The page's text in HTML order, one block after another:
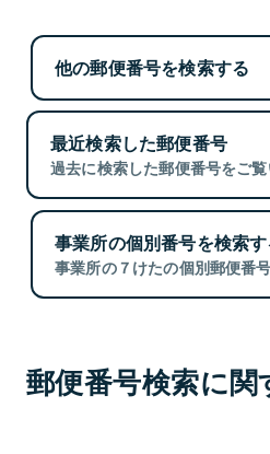
他の郵便番号を検索する
最近検索した郵便番号
過去に検索した郵便番号をご覧
事業所の個別番号を検索す
事業所の７けたの個別郵便番
郵便番号検索に関